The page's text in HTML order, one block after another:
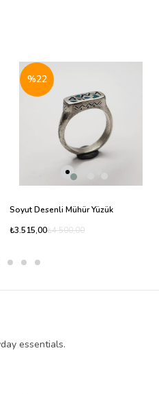
Soyut Desenli Mühür Yüzük
₺3.515,00₺4.500,00
%22
essentials.